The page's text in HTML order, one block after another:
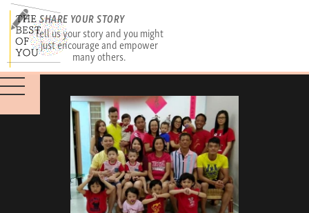
SHARE YOUR STORY
Tell us your story and you might
just encourage and empower
many others.